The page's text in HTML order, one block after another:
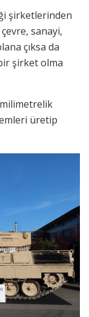
şirketlerinden
sanayi,
çıksa da
şirket olma
üretip